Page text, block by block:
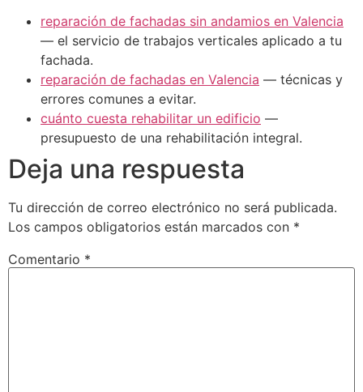
reparación de fachadas sin andamios en Valencia
— el servicio de trabajos verticales aplicado a tu
fachada.
reparación de fachadas en Valencia — técnicas y
errores comunes a evitar.
cuánto cuesta rehabilitar un edificio —
presupuesto de una rehabilitación integral.
Deja una respuesta
Tu dirección de correo electrónico no será publicada.
Los campos obligatorios están marcados con *
Comentario *